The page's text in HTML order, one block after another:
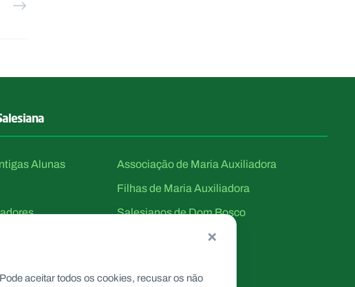
Alunas
Associação de Maria Auxiliadora
Filhas de Maria Auxiliadora
Salesianos de Dom Bosco
×
aceitar todos os cookies, recusar os não